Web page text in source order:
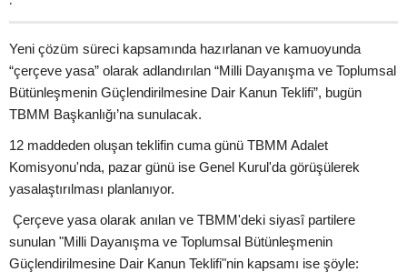
Yeni çözüm süreci kapsamında hazırlanan ve kamuoyunda
“çerçeve yasa” olarak adlandırılan “Milli Dayanışma ve Toplumsal
Bütünleşmenin Güçlendirilmesine Dair Kanun Teklifi”, bugün
TBMM Başkanlığı’na sunulacak.
12 maddeden oluşan teklifin cuma günü TBMM Adalet
Komisyonu'nda, pazar günü ise Genel Kurul'da görüşülerek
yasalaştırılması planlanıyor.
Çerçeve yasa olarak anılan ve TBMM'deki siyasî partilere
sunulan "Milli Dayanışma ve Toplumsal Bütünleşmenin
Güçlendirilmesine Dair Kanun Teklifi"nin kapsamı ise şöyle: